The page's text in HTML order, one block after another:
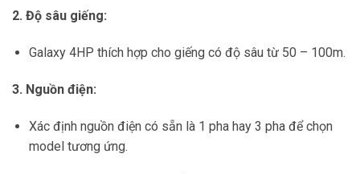
2. Độ sâu giếng:
Galaxy 4HP thích hợp cho giếng có độ sâu từ 50 – 100m.
3. Nguồn điện:
Xác định nguồn điện có sẵn là 1 pha hay 3 pha để chọn
model tương ứng.